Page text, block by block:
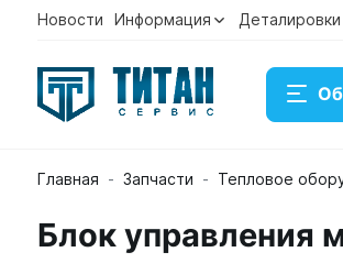
Новости Информация Деталировки
Главная Запчасти Тепловое
Блок управления
Артикул 120000060473 Временно
Блок управления